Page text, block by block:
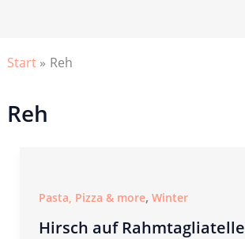
Start Reh
Reh
Pasta, Pizza & more, Winter
Hirsch auf Rahmtagliatelle